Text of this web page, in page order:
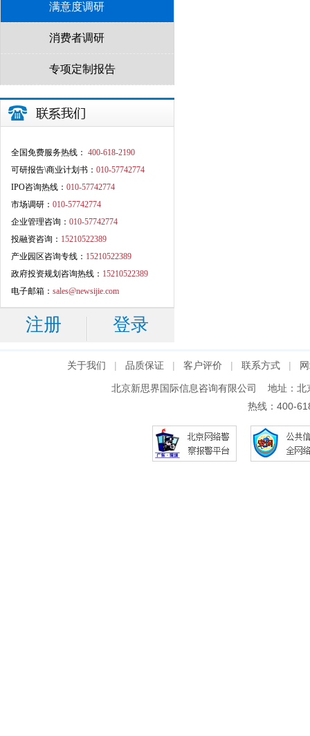
满意度调研
消费者调研
专项定制报告
全国免费服务热线： 400-618-2190
可研报告\商业计划书： 010-57742774
IPO咨询热线： 010-57742774
市场调研： 010-57742774
企业管理咨询： 010-57742774
投融资咨询： 15210522389
产业园区咨询专线： 15210522389
政府投资规划咨询热线： 15210522389
电子邮箱： sales@newsijie.com
注册 登录
关于我们 | 品质保证 | 客户评价 | 联系方式 |
北京新思界国际信息咨询有限公司 地址：
热线：400-